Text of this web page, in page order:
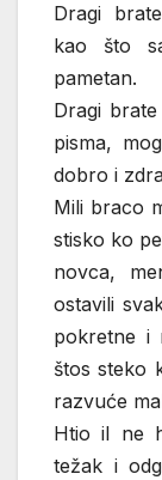
Dragi
kao što
pametan.
Dragi
pisma,
dobro i
Mili braco
stisko ko
novca,
ostavili
pokretne i
štos steko
razvuće
Htio il ne
težak i